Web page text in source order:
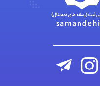
aghajari vahid